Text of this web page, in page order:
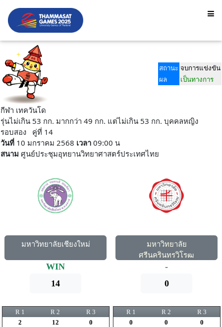
สถานะ จบการแข่งขัน
ผล
เป็นทางการ
กีฬา เทควันโด
รุ่นไม่เกิน 53 กก. มากกว่า 49 กก. แต่ไม่เกิน 53 กก. บุคคลหญิง
รอบสอง คู่ที่ 14
วันที่ 10 มกราคม 2568 เวลา 09:00 น
สนาม ศูนย์ประชุมอุทยานวิทยาศาสตร์ประเทศไทย
มหาวิทยาลัยเชียงใหม่
WIN
14
R 1 R 2
R 3
2
12 0
มหาวิทยาลัย
ศรีนครินทรวิโรฒ
-
0
R 1 R 2
R 3
0
0 0